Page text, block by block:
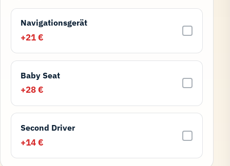
Navigationsgerät
+21 €
Baby Seat
+28 €
Second Driver
+14 €